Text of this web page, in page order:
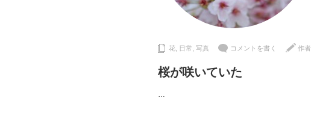
花 日常 写真 コメントを書く 作者
桜が咲いていた
…